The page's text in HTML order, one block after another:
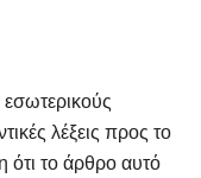
λέξεις προς το
ότι το άρθρο αυτό